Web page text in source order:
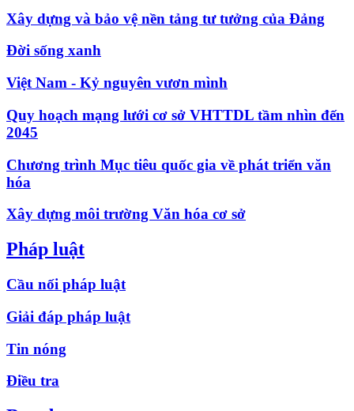
Xây dựng và bảo vệ nền tảng tư tưởng của Đảng
Đời sống xanh
Việt Nam - Kỷ nguyên vươn mình
Quy hoạch mạng lưới cơ sở VHTTDL tầm nhìn đến
2045
Chương trình Mục tiêu quốc gia về phát triển văn
hóa
Xây dựng môi trường Văn hóa cơ sở
Pháp luật
Cầu nối pháp luật
Giải đáp pháp luật
Tin nóng
Điều tra